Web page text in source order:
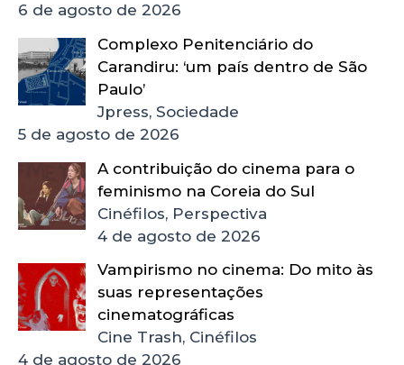
6 de agosto de 2026
Complexo Penitenciário do
Carandiru: ‘um país dentro de São
Paulo’
Jpress, Sociedade
5 de agosto de 2026
A contribuição do cinema para o
feminismo na Coreia do Sul
Cinéfilos, Perspectiva
4 de agosto de 2026
Vampirismo no cinema: Do mito às
suas representações
cinematográficas
Cine Trash, Cinéfilos
4 de agosto de 2026